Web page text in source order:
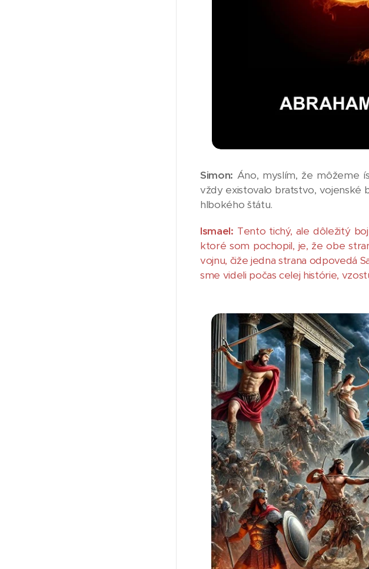
Simon: Áno, myslím, že môžeme
vždy existovalo bratstvo, vojenské
hlbokého štátu.
Ismael: Tento tichý, ale dôležitý
ktoré som pochopil, je, že obe
vojnu, čiže jedna strana odpovedá
sme videli počas celej histórie,